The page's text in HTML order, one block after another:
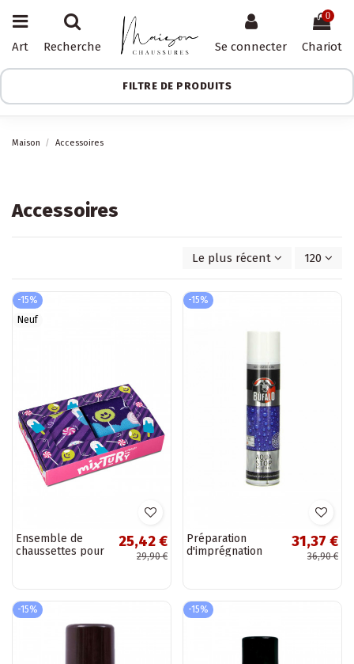
Art Recherche Se connecter
0
Chariot
FILTRE DE PRODUITS
Maison Accessoires
Accessoires
Le plus récent d'abord
120
-15%
Neuf
Ensemble de
chaussettes pour
25,42 €
29,90 €
-15%
Préparation
d'imprégnation
31,37 €
36,90 €
-15% -15%